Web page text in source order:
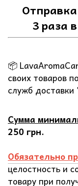
3 раза
📦
своих товаров
служб
Сумма
250 грн.
Обязательно
целостность и
товару при